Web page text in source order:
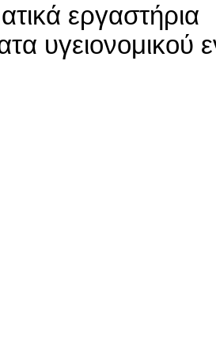
εργαστήρια
υγειονομικού